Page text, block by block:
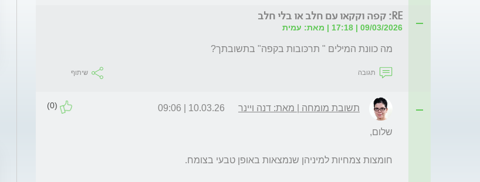
RE: קפה וקקאו עם חלב או בלי חלב
09/03/2026 | 17:18 | מאת: עמית
מה כוונת המיליםּ " תרכּובות בקפה" בתשובתך?
תגובה שיתוף
תשובת מומחה | מאת: דנה ויינר 10.03.26 | 09:06
(0)